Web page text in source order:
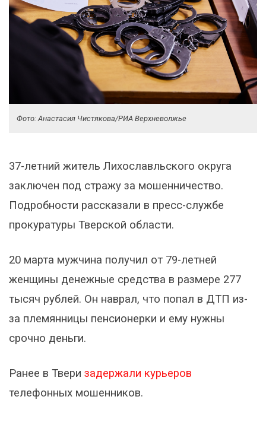
Фото: Анастасия Чистякова/РИА Верхневолжье
37-летний житель Лихославльского округа
заключен под стражу за мошенничество.
Подробности рассказали в пресс-службе
прокуратуры Тверской области.
20 марта мужчина получил от 79-летней
женщины денежные средства в размере 277
тысяч рублей. Он наврал, что попал в ДТП из-
за племянницы пенсионерки и ему нужны
срочно деньги.
Ранее в Твери задержали курьеров
телефонных мошенников.